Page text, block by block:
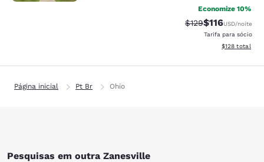
Economize 10%
Tarifa anterior
$129Tarifa com
$116USD/noite
Tarifa para sócio
Exibir
$128 total
Página inicial Pt Br Ohio
Pesquisas em outra Zanesville